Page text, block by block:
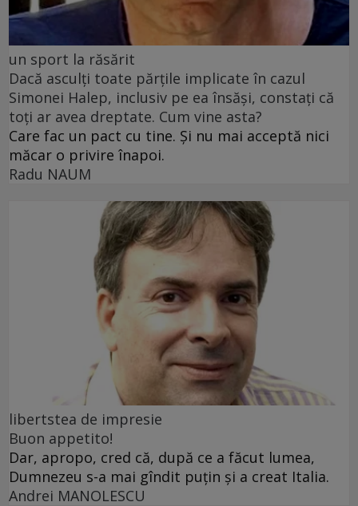
un sport la răsărit
Dacă asculți toate părțile implicate în cazul
Simonei Halep, inclusiv pe ea însăși, constați că
toți ar avea dreptate. Cum vine asta?
Care fac un pact cu tine. Și nu mai acceptă nici
măcar o privire înapoi.
Radu NAUM
libertstea de impresie
Buon appetito!
Dar, apropo, cred că, după ce a făcut lumea,
Dumnezeu s-a mai gîndit puțin și a creat Italia.
Andrei MANOLESCU